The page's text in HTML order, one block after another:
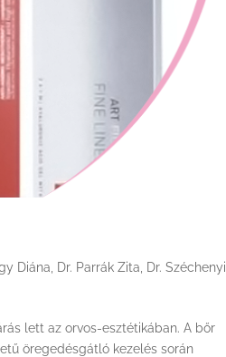
Diána Dr. Parrák Zita
Dr. Széchenyi
lett az orvos-esztétikában. A bőr
öregedésgátló kezelés során